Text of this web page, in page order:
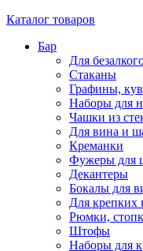
Каталог товаров
Бар
Для
Стаканы
Графины,
Наборы для
Чашки из
Для вина и
Креманки
Фужеры для
Декантеры
Бокалы для
Для крепких
Рюмки,
Штофы
Наборы для